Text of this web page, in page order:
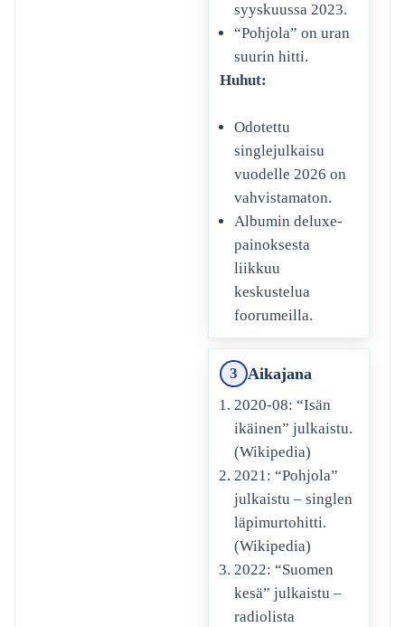
syyskuussa 2023.
“Pohjola” on uran
suurin hitti.
Huhut:
Odotettu
singlejulkaisu
vuodelle 2026 on
vahvistamaton.
Albumin deluxe-
painoksesta
liikkuu
keskustelua
foorumeilla.
3 Aikajana
2020-08: “Isän
ikäinen” julkaistu.
(Wikipedia)
2021: “Pohjola”
julkaistu – singlen
läpimurtohitti.
(Wikipedia)
2022: “Suomen
kesä” julkaistu –
radiolista